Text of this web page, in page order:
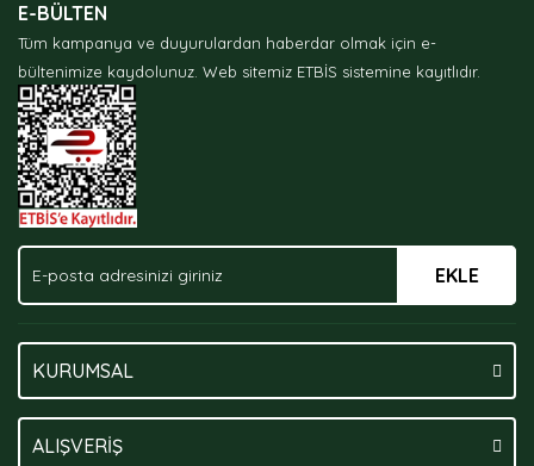
Ürün açıklamasında eksik bilgiler bulunuyor.
Ürün bilgilerinde hatalar bulunuyor.
Ürün fiyatı diğer sitelerden daha pahalı.
Bu ürüne benzer farklı alternatifler olmalı.
E-BÜLTEN
Tüm kampanya ve duyurulardan haberdar olmak için e-
bültenimize kaydolunuz. Web sitemiz ETBİS sistemine kayıtlıdır.
EKLE
KURUMSAL
ALIŞVERİŞ